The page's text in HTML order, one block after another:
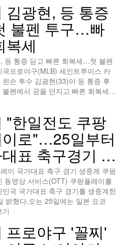
김광현, 등 통증
불펜 투구…빠
복세
등 통증 딛고 빠른 회복세…첫 불펜
국프로야구(MLB) 세인트루이스 카
왼손 투수 김광현(33)이 등 통증 후
불펜에서 공을 던지고 빠른 회복세…
"한일전도 쿠팡
로"…25일부터
표 축구경기 …
이 국가대표 축구 경기 생중계 쿠팡
동영상 서비스(OTT) 쿠팡플레이를
민국 국가대표 축구 경기를 생중계한
밝혔다.오는 25일에는 일본 요코
기
프로야구 '꼴찌'